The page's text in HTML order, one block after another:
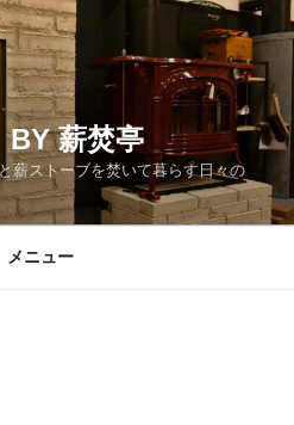
BY 薪焚亭
薪ストーブを焚いて暮らす日々の
メニュー